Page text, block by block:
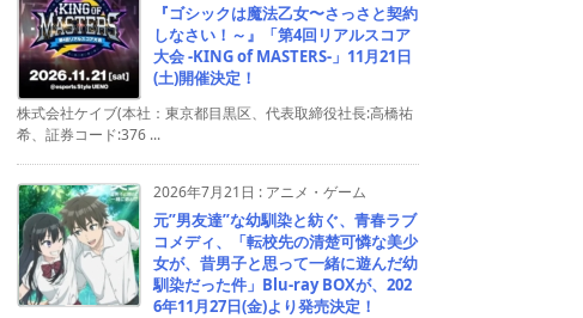
『ゴシックは魔法乙女〜さっさと契約
しなさい！～』「第4回リアルスコア
大会 -KING of MASTERS-」11月21日
(土)開催決定！
株式会社ケイブ(本社：東京都目黒区、代表取締役社長:高橋祐
希、証券コード:376 ...
2026年7月21日 : アニメ・ゲーム
元”男友達”な幼馴染と紡ぐ、青春ラブ
コメディ、「転校先の清楚可憐な美少
女が、昔男子と思って一緒に遊んだ幼
馴染だった件」Blu-ray BOXが、202
6年11月27日(金)より発売決定！